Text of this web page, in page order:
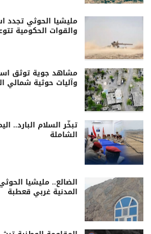
مليشيا الحوثي تجدد
والقوات الحكومية
مشاهد جوية توثق
وآليات حوثية شمالي
تبخّر السلام البارد..
الشاملة
الضالع.. مليشيا
المدنية غربي قعطبة